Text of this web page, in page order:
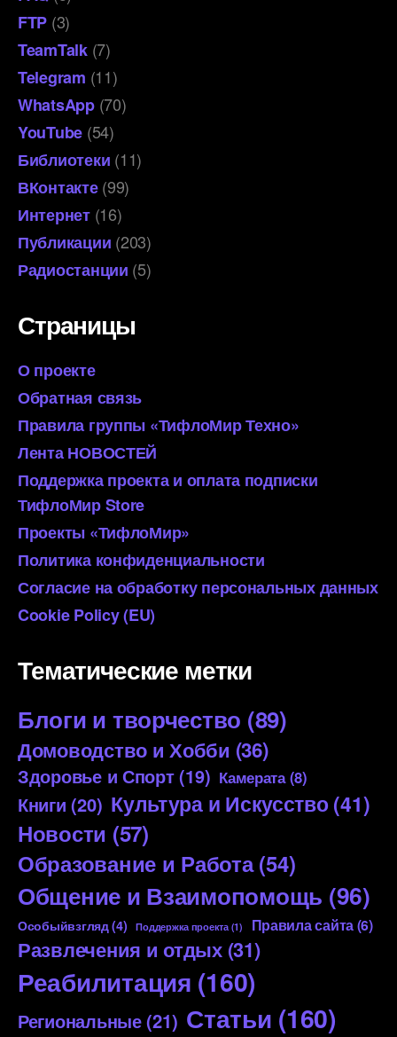
FTP (3)
TeamTalk(7)
Telegram (11)
WhatsApp(70)
YouTube (54)
Библиотеки (11)
ВКонтакте(99)
Интернет(16)
Публикации (203)
Радиостанции (5)
Страницы
О проекте
Обратная связь
Правила группы «ТифлоМир Техно»
Лента НОВОСТЕЙ
Поддержка проекта и оплата подписки
ТифлоМир Store
Проекты «ТифлоМир»
Политика конфиденциальности
Согласие на обработку персональных данных
Cookie Policy (EU)
Тематические метки
Блоги и творчество (89)
Домоводство и Хобби (36)
Здоровье и Спорт(19) Камерата(8)
Книги (20) Культура и Искусство(41)
Новости (57)
Образование и Работа(54)
Общение и Взаимопомощь (96)
Особыйвзгляд(4) Поддержка проекта(1) Правила сайта(6)
Развлечения и отдых(31)
Реабилитация (160)
Региональные(21) Статьи (160)